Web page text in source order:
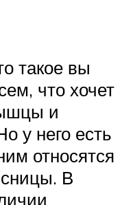
такое вы
что хочет
и
у него есть
относятся
В